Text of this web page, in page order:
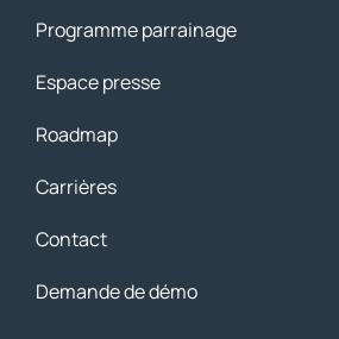
Programme parrainage
Espace presse
Roadmap
Carrières
Contact
Demande de démo